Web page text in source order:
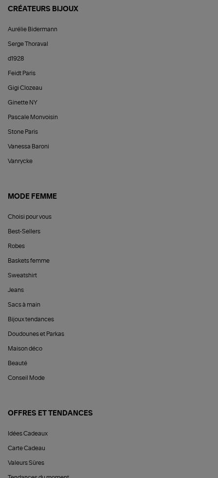
CRÉATEURS BIJOUX
Aurélie Bidermann
Serge Thoraval
d1928
Feidt Paris
Gigi Clozeau
Ginette NY
Pascale Monvoisin
Stone Paris
Vanessa Baroni
Vanrycke
MODE FEMME
Choisi pour vous
Best-Sellers
Robes
Baskets femme
Sweatshirt
Jeans
Sacs à main
Bijoux tendances
Doudounes et Parkas
Maison déco
Beauté
Conseil Mode
OFFRES ET TENDANCES
Idées Cadeaux
Carte Cadeau
Valeurs Sûres